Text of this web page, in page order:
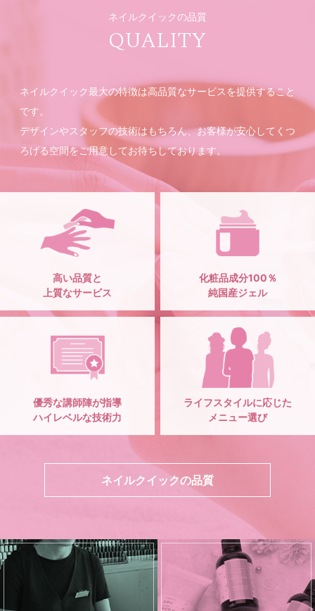
ネイルクイックの品質
QUALITY
ネイルクイック最大の特徴は高品質なサービスを提供すること
です。
デザインやスタッフの技術はもちろん、お客様が安心してくつ
ろげる空間をご用意してお待ちしております。
高い品質と
上質なサービス
化粧品成分100％
純国産ジェル
優秀な講師陣が指導
ハイレベルな技術力
ライフスタイルに応じた
メニュー選び
ネイルクイックの品質